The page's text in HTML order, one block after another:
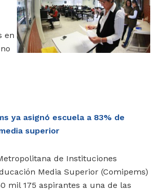
en
ya asignó escuela a 83% de
superior
de Instituciones
Media Superior (Comipems)
mil 175 aspirantes a una de las